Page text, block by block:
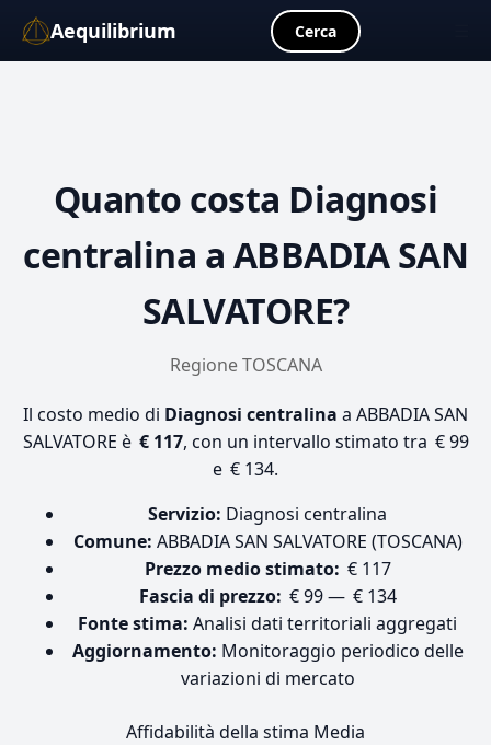
Aequilibrium Cerca
Quanto costa Diagnosi
centralina a ABBADIA SAN
SALVATORE?
Regione TOSCANA
Il costo medio di Diagnosi centralina a ABBADIA SAN
SALVATORE è € 117, con un intervallo stimato tra € 99
e € 134.
Servizio: Diagnosi centralina
Comune: ABBADIA SAN SALVATORE (TOSCANA)
Prezzo medio stimato: € 117
Fascia di prezzo: € 99 — € 134
Fonte stima: Analisi dati territoriali aggregati
Aggiornamento: Monitoraggio periodico delle
variazioni di mercato
Affidabilità della stima Media